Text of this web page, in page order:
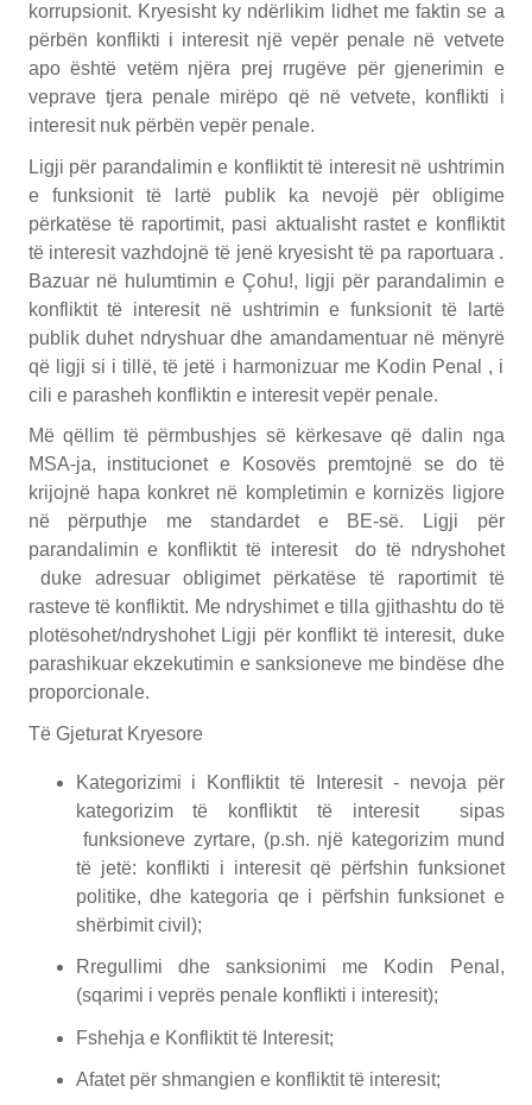
korrupsionit. Kryesisht ky ndërlikim lidhet me faktin se a
përbën konflikti i interesit një vepër penale në vetvete
apo është vetëm njëra prej rrugëve për gjenerimin e
veprave tjera penale mirëpo që në vetvete, konflikti i
interesit nuk përbën vepër penale.
Ligji për parandalimin e konfliktit të interesit në ushtrimin
e funksionit të lartë publik ka nevojë për obligime
përkatëse të raportimit, pasi aktualisht rastet e konfliktit
të interesit vazhdojnë të jenë kryesisht të pa raportuara .
Bazuar në hulumtimin e Çohu!, ligji për parandalimin e
konfliktit të interesit në ushtrimin e funksionit të lartë
publik duhet ndryshuar dhe amandamentuar në mënyrë
që ligji si i tillë, të jetë i harmonizuar me Kodin Penal , i
cili e parasheh konfliktin e interesit vepër penale.
Më qëllim të përmbushjes së kërkesave që dalin nga
MSA-ja, institucionet e Kosovës premtojnë se do të
krijojnë hapa konkret në kompletimin e kornizës ligjore
në përputhje me standardet e BE-së. Ligji për
parandalimin e konfliktit të interesit do të ndryshohet
duke adresuar obligimet përkatëse të raportimit të
rasteve të konfliktit. Me ndryshimet e tilla gjithashtu do të
plotësohet/ndryshohet Ligji për konflikt të interesit, duke
parashikuar ekzekutimin e sanksioneve me bindëse dhe
proporcionale.
Të Gjeturat Kryesore
Kategorizimi i Konfliktit të Interesit - nevoja për
kategorizim të konfliktit të interesit sipas
funksioneve zyrtare, (p.sh. një kategorizim mund
të jetë: konflikti i interesit që përfshin funksionet
politike, dhe kategoria qe i përfshin funksionet e
shërbimit civil);
Rregullimi dhe sanksionimi me Kodin Penal,
(sqarimi i veprës penale konflikti i interesit);
Fshehja e Konfliktit të Interesit;
Afatet për shmangien e konfliktit të interesit;